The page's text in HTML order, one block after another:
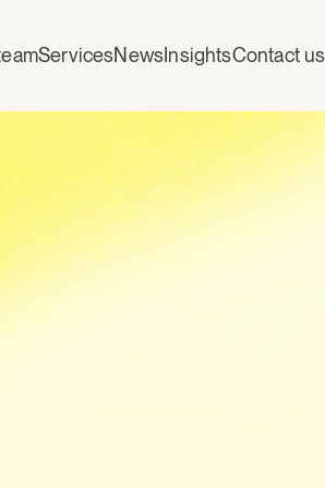
ServicesNews InsightsContact us